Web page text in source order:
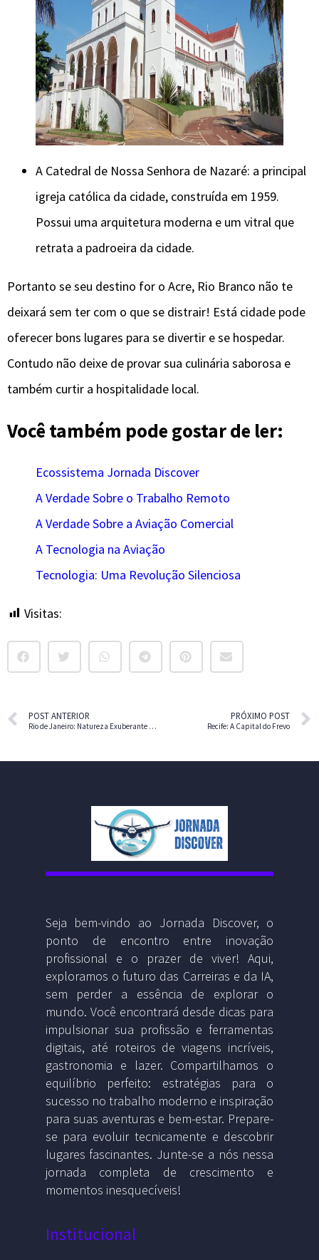
A Catedral de Nossa Senhora de Nazaré: a principal
igreja católica da cidade, construída em 1959.
Possui uma arquitetura moderna e um vitral que
retrata a padroeira da cidade.
Portanto se seu destino for o Acre, Rio Branco não te
deixará sem ter com o que se distrair! Está cidade pode
oferecer bons lugares para se divertir e se hospedar.
Contudo não deixe de provar sua culinária saborosa e
também curtir a hospitalidade local.
Você também pode gostar de ler:
Ecossistema Jornada Discover
A Verdade Sobre o Trabalho Remoto
A Verdade Sobre a Aviação Comercial
A Tecnologia na Aviação
Tecnologia: Uma Revolução Silenciosa
Visitas:
POST ANTERIOR
Rio de Janeiro: Natureza Exuberante e Complexidade Urbana
PRÓXIMO POST
Recife: A Capital do Frevo
Seja bem-vindo ao Jornada Discover, o
ponto de encontro entre inovação
profissional e o prazer de viver! Aqui,
exploramos o futuro das Carreiras e da IA,
sem perder a essência de explorar o
mundo. Você encontrará desde dicas para
impulsionar sua profissão e ferramentas
digitais, até roteiros de viagens incríveis,
gastronomia e lazer. Compartilhamos o
equilíbrio perfeito: estratégias para o
sucesso no trabalho moderno e inspiração
para suas aventuras e bem-estar. Prepare-
se para evoluir tecnicamente e descobrir
lugares fascinantes. Junte-se a nós nessa
jornada completa de crescimento e
momentos inesquecíveis!
Institucional